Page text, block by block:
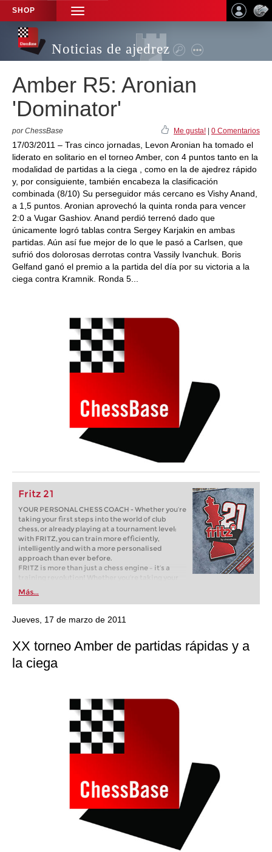
SHOP
TOGGLE
NAVIGATION
Noticias de ajedrez
Amber R5: Aronian
'Dominator'
por ChessBase Me gusta! 0 Comentarios
17/03/2011 – Tras cinco jornadas, Levon Aronian ha tomado el
liderato en solitario en el torneo Amber, con 4 puntos tanto en la
modalidad de partidas a la ciega , como en la de ajedrez rápido
y, por consiguiente, también encabeza la clasificación
combinada (8/10) Su perseguidor más cercano es Vishy Anand,
a 1,5 puntos. Aronian aprovechó la quinta ronda para vencer
2:0 a Vugar Gashiov. Anand perdió terrenó dado que
únicamente logró tablas contra Sergey Karjakin en ambas
partidas. Aún así fue mejor de lo que le pasó a Carlsen, que
sufrió dos dolorosas derrotas contra Vassily Ivanchuk. Boris
Gelfand ganó el premio a la partida del día por su victoria a la
ciega contra Kramnik. Ronda 5...
Fritz 21
YOUR PERSONAL CHESS COACH - Whether you’re
taking your first steps into the world of club
chess, or already playing at a tournament level:
with FRITZ, you can train more efficiently,
intelligently and with a more personalised
approach than ever before.
FRITZ is more than just a chess engine – it’s a
training revolution! Whether you’re taking your
first steps into the world of club chess, or already
playing at a tournament level: with FRITZ, you can
train more efficiently, intelligently and with a
more personalised approach than ever before.
Más...
Jueves, 17 de marzo de 2011
XX torneo Amber de partidas rápidas y a
la ciega